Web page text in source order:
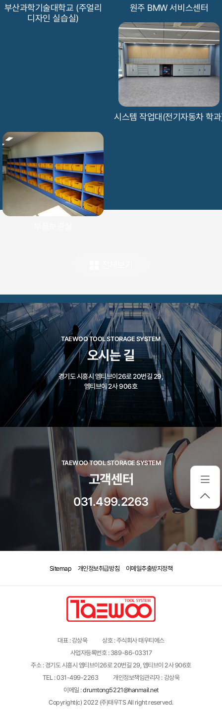
부산과학기술대학교 (주얼리
디자인 실습실)
원주 BMW 서비스센터
시스템 작업대(전기자동차 학
TAEWOO TOOL STORAGE SYSTEM
오시는 길
경기도 시흥시 엠티브이26로 20번길 29,
엠티브이 2사 906호
TAEWOO TOOL STORAGE SYSTEM
고객센터
031.499.2263
Sitemap 개인정보취급방침 이메일추출방지정책
대표 : 강상욱
상호 : 주식회사 태우티에스
사업자등록번호 : 389-86-03317
주소 : 경기도 시흥시 엠티브이26로 20번길 29, 엠티브이 2사 906호
TEL : 031-499-2263
개인정보책임관리자 : 강상욱
이메일 :drumtong5221@hanmail.net
Copyright(c) 2022 (주)태우TS All right reserved.